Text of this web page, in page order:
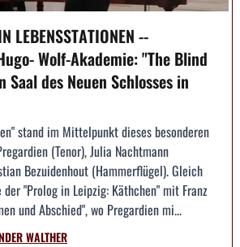
LEBENSSTATIONEN --
Wolf-Akademie: "The Blind
Saal des Neuen Schlosses in
stand im Mittelpunkt dieses besonderen
(Tenor), Julia Nachtmann
Bezuidenhout (Hammerflügel). Gleich
"Prolog in Leipzig: Käthchen" mit Franz
und Abschied", wo Pregardien mi...
WALTHER